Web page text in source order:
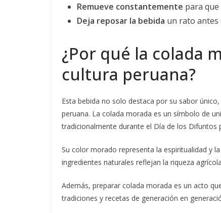
Remueve constantemente para
Deja reposar la bebida un rato antes
¿Por qué la colada
cultura peruana?
Esta bebida no solo destaca por su sabor
peruana. La colada morada es un símbolo de
tradicionalmente durante el Día de los Difuntos
Su color morado representa la espiritualidad y
ingredientes naturales reflejan la riqueza
Además, preparar colada morada es un acto
tradiciones y recetas de generación en